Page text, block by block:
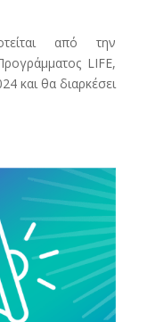
από την
LIFE,
και θα διαρκέσει